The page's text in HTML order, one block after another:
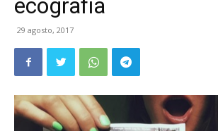
ecografía
29 agosto, 2017